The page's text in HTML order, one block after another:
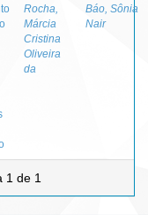
Rocha,
Márcia
Cristina
Oliveira
da
Báo, Sônia
Nair
1 de 1